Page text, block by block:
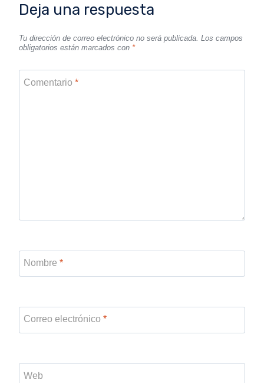
Deja una respuesta
Tu dirección de correo electrónico no será publicada. Los campos
obligatorios están marcados con *
Comentario *
Nombre *
Correo electrónico *
Web